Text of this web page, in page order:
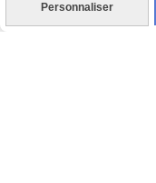
Personnaliser